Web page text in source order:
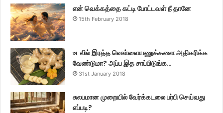
என் வெக்கத்தை கட்டி போட்டவள் நீ தானே
15th February 2018
உடலில் இரத்த வெள்ளையணுக்களை அதிகரிக்க
வேண்டுமா? அப்ப இத சாப்பிடுங்க…
31st January 2018
சுலபமான முறையில் வேர்க்கடலை பர்பி செய்வது
எப்படி?